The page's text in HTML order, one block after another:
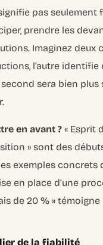
pas seulement
prendre les
Imaginez deux
l’autre identifie
sera bien plus
en avant ? « Esprit
» sont des
exemples concrets
en place d’une
de 20 % »
de la fiabilité